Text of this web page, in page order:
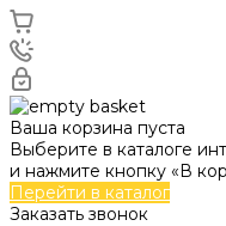
Ваша корзина пуста
Выберите в каталоге
и нажмите кнопку «В
Перейти в каталог
Заказать звонок